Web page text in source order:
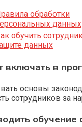
обработки
данных
обучить
данных
в
основы
сотрудников за